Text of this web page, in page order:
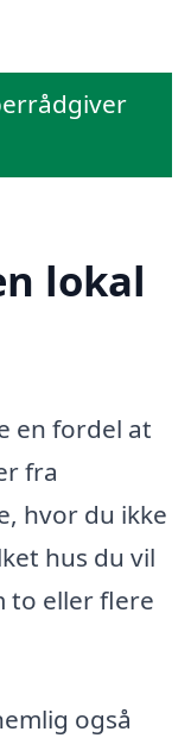
lokal
en fordel at
fra
hvor du ikke
hus du vil
to eller flere
også